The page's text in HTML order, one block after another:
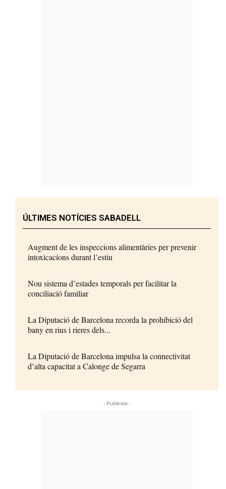
ÚLTIMES NOTÍCIES SABADELL
Augment de les inspeccions alimentàries per prevenir
intoxicacions durant l’estiu
Nou sistema d’estades temporals per facilitar la
conciliació familiar
La Diputació de Barcelona recorda la prohibició del
bany en rius i rieres dels...
La Diputació de Barcelona impulsa la connectivitat
d’alta capacitat a Calonge de Segarra
- Publicitat -